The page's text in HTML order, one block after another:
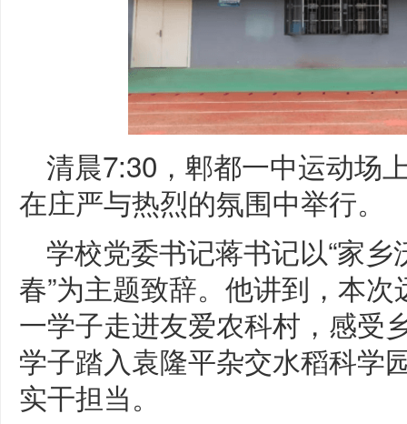
清晨7:30，郫都一中运动场
在庄严与热烈的氛围中举行。
学校党委书记蒋书记以“家
春”为主题致辞。他讲到，本
一学子走进友爱农科村，感受
学子踏入袁隆平杂交水稻科学
实干担当。